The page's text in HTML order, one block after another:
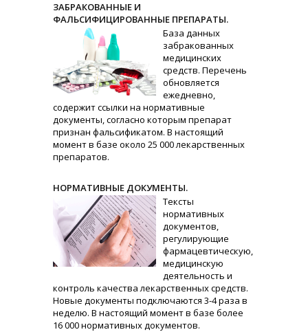
ЗАБРАКОВАННЫЕ И
ФАЛЬСИФИЦИРОВАННЫЕ ПРЕПАРАТЫ.
База данных
забракованных
медицинских
средств. Перечень
обновляется
ежедневно,
содержит ссылки на нормативные
документы, согласно которым препарат
признан фальсификатом. В настоящий
момент в базе около 25 000 лекарственных
препаратов.
НОРМАТИВНЫЕ ДОКУМЕНТЫ.
Тексты
нормативных
документов,
регулирующие
фармацевтическую,
медицинскую
деятельность и
контроль качества лекарственных средств.
Новые документы подключаются 3-4 раза в
неделю. В настоящий момент в базе более
16 000 нормативных документов.